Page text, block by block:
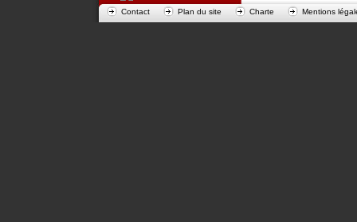
Contact Plan du site Charte Mentions